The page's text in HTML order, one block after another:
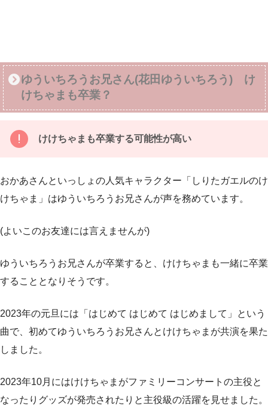
ゆういちろうお兄さん(花田ゆういちろう) け
けちゃまも卒業？
けけちゃまも卒業する可能性が高い
おかあさんといっしょの人気キャラクター「しりたガエルのけ
けちゃま」はゆういちろうお兄さんが声を務めています。
(よいこのお友達には言えませんが)
ゆういちろうお兄さんが卒業すると、けけちゃまも一緒に卒業
することとなりそうです。
2023年の元旦には「はじめて はじめて はじめまして」という
曲で、初めてゆういちろうお兄さんとけけちゃまが共演を果た
しました。
2023年10月にはけけちゃまがファミリーコンサートの主役と
なったりグッズが発売されたりと主役級の活躍を見せました。